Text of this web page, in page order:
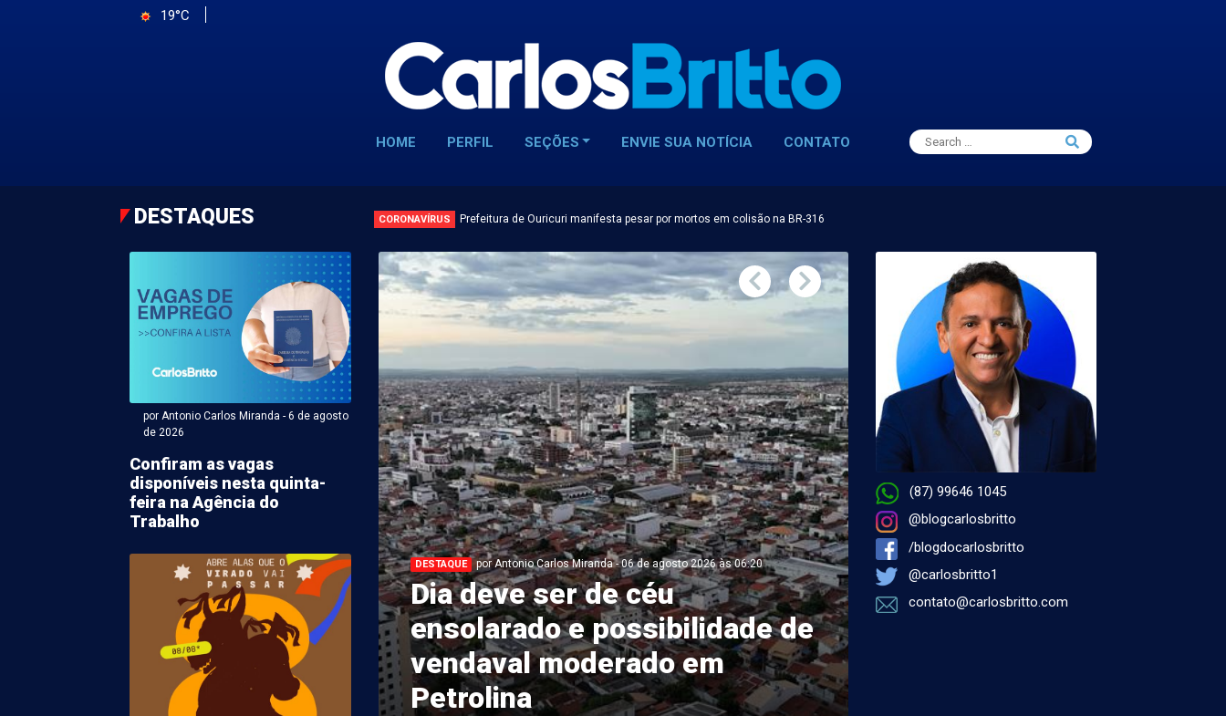
19°C
HOME PERFIL SEÇÕES ENVIE SUA NOTÍCIA CONTATO
Search
for:
Search
DESTAQUES CORONAVÍRUS Prefeitura de Ouricuri manifesta pesar por mortos em colisão na BR-316
por Antonio Carlos Miranda - 6 de agosto
de 2026
Confiram as vagas
disponíveis nesta quinta-
feira na Agência do
Trabalho
Carlos Miranda - 05 de agosto 2026 às 20:00
Motorista
153 kg de
é detido pela PRF
DESTAQUE por Antonio Carlos Miranda - 06 de agosto 2026 às 06:20
Dia deve ser de céu
ensolarado e possibilidade de
vendaval moderado em
Petrolina
(87) 99646 1045
@blogcarlosbritto
/blogdocarlosbritto
@carlosbritto1
contato@carlosbritto.com